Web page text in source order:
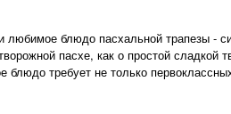
любимое блюдо пасхальной трапезы -
пасхе, как о простой
блюдо требует не только